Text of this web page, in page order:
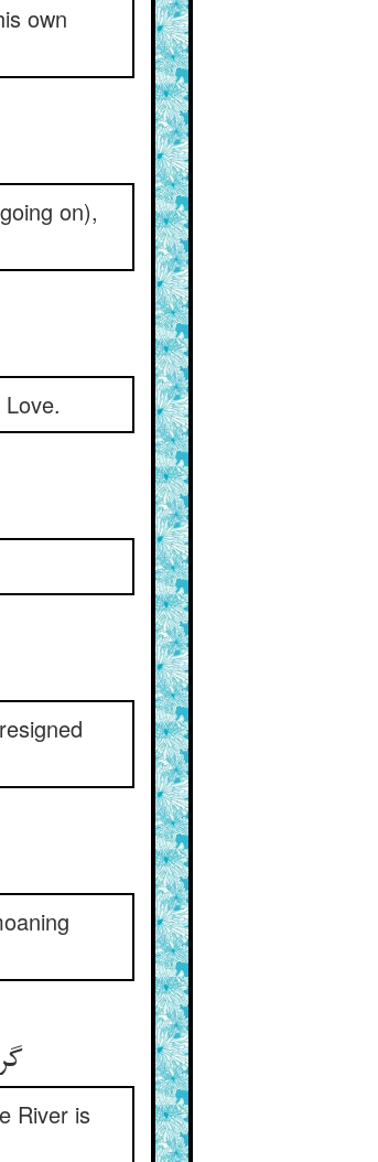
own
on),
گردشش بر جوی جویان شاهدست ** تا نگوید کس که آن جو راکدست
River is